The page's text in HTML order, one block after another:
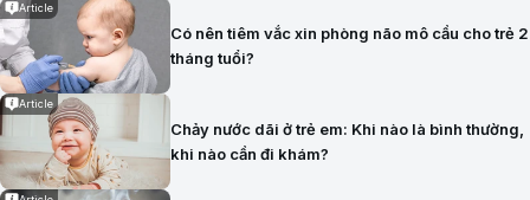
Article
Có nên tiêm vắc xin phòng não mô cầu cho trẻ 2
tháng tuổi?
Article
Chảy nước dãi ở trẻ em: Khi nào là bình thường,
khi nào cần đi khám?